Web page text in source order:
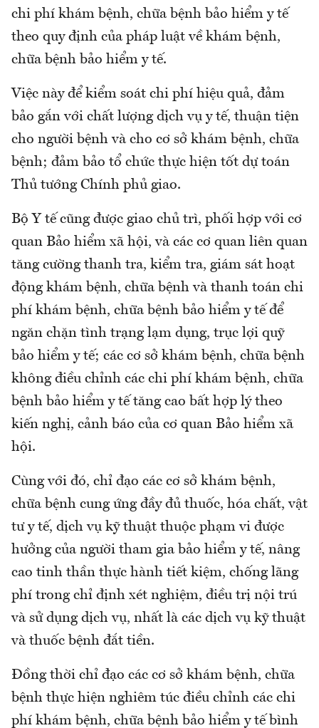
chi phí khám bệnh, chữa bệnh bảo hiểm y tế
theo quy định của pháp luật về khám bệnh,
chữa bệnh bảo hiểm y tế.
Việc này để kiểm soát chi phí hiệu quả, đảm
bảo gắn với chất lượng dịch vụ y tế, thuận tiện
cho người bệnh và cho cơ sở khám bệnh, chữa
bệnh; đảm bảo tổ chức thực hiện tốt dự toán
Thủ tướng Chính phủ giao.
Bộ Y tế cũng được giao chủ trì, phối hợp với cơ
quan Bảo hiểm xã hội, và các cơ quan liên quan
tăng cường thanh tra, kiểm tra, giám sát hoạt
động khám bệnh, chữa bệnh và thanh toán chi
phí khám bệnh, chữa bệnh bảo hiểm y tế để
ngăn chặn tình trạng lạm dụng, trục lợi quỹ
bảo hiểm y tế; các cơ sở khám bệnh, chữa bệnh
không điều chỉnh các chi phí khám bệnh, chữa
bệnh bảo hiểm y tế tăng cao bất hợp lý theo
kiến nghị, cảnh báo của cơ quan Bảo hiểm xã
hội.
Cùng với đó, chỉ đạo các cơ sở khám bệnh,
chữa bệnh cung ứng đầy đủ thuốc, hóa chất, vật
tư y tế, dịch vụ kỹ thuật thuộc phạm vi được
hưởng của người tham gia bảo hiểm y tế, nâng
cao tinh thần thực hành tiết kiệm, chống lãng
phí trong chỉ định xét nghiệm, điều trị nội trú
và sử dụng dịch vụ, nhất là các dịch vụ kỹ thuật
và thuốc bệnh đắt tiền.
Đồng thời chỉ đạo các cơ sở khám bệnh, chữa
bệnh thực hiện nghiêm túc điều chỉnh các chi
phí khám bệnh, chữa bệnh bảo hiểm y tế bình